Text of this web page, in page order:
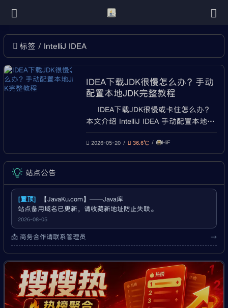
标签 IntelliJ IDEA
IDEA下载JDK很慢怎么办？手动
配置本地JDK完整教程
IDEA下载JDK很慢或卡住怎么办？
本文介绍 IntelliJ IDEA 手动配置本地
JDK的方法，包括Add JDK from disk、
Project SDK、Module SDK、Maven
Runner JRE、Gradle JVM配置，以及
2026-05-20 36.6℃ HiF
站点公告
[置顶]
【JavaKu.com】——Java库
站点备用域名已更新，请收藏新地址防止失联。
2026-08-05
📩 商务合作请联系管理员 →